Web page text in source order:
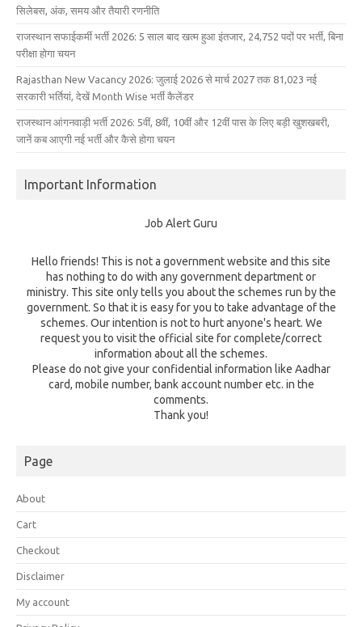
सिलेबस, अंक, समय और तैयारी रणनीति
राजस्थान सफाईकर्मी भर्ती 2026: 5 साल बाद खत्म हुआ इंतजार, 24,752 पदों पर भर्ती, बिना
परीक्षा होगा चयन
Rajasthan New Vacancy 2026: जुलाई 2026 से मार्च 2027 तक 81,023 नई
सरकारी भर्तियां, देखें Month Wise भर्ती कैलेंडर
राजस्थान आंगनवाड़ी भर्ती 2026: 5वीं, 8वीं, 10वीं और 12वीं पास के लिए बड़ी खुशखबरी,
जानें कब आएगी नई भर्ती और कैसे होगा चयन
Important Information
Job Alert Guru
Hello friends! This is not a government website and this site
has nothing to do with any government department or
ministry. This site only tells you about the schemes run by the
government. So that it is easy for you to take advantage of the
schemes. Our intention is not to hurt anyone's heart. We
request you to visit the official site for complete/correct
information about all the schemes.
Please do not give your confidential information like Aadhar
card, mobile number, bank account number etc. in the
comments.
Thank you!
Page
About
Cart
Checkout
Disclaimer
My account